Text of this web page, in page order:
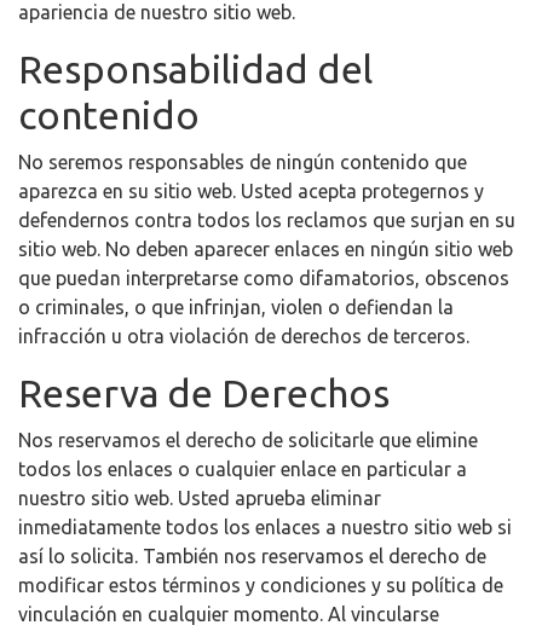
apariencia de nuestro sitio web.
Responsabilidad del
contenido
No seremos responsables de ningún contenido que
aparezca en su sitio web. Usted acepta protegernos y
defendernos contra todos los reclamos que surjan en su
sitio web. No deben aparecer enlaces en ningún sitio web
que puedan interpretarse como difamatorios, obscenos
o criminales, o que infrinjan, violen o defiendan la
infracción u otra violación de derechos de terceros.
Reserva de Derechos
Nos reservamos el derecho de solicitarle que elimine
todos los enlaces o cualquier enlace en particular a
nuestro sitio web. Usted aprueba eliminar
inmediatamente todos los enlaces a nuestro sitio web si
así lo solicita. También nos reservamos el derecho de
modificar estos términos y condiciones y su política de
vinculación en cualquier momento. Al vincularse